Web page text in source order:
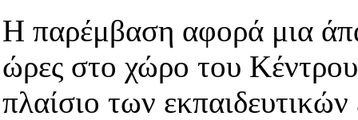
Η παρέμβαση αφορά μια
ώρες στο χώρο του
πλαίσιο των